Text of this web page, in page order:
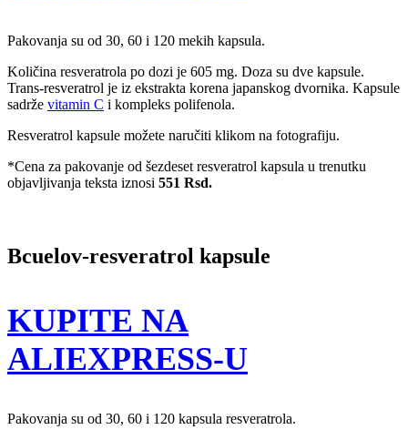
Pakovanja su od 30, 60 i 120 mekih kapsula.
Količina resveratrola po dozi je 605 mg. Doza su dve kapsule.
Trans-resveratrol je iz ekstrakta korena japanskog dvornika. Kapsule
sadrže vitamin C i kompleks polifenola.
Resveratrol kapsule možete naručiti klikom na fotografiju.
*Cena za pakovanje od šezdeset resveratrol kapsula u trenutku
objavljivanja teksta iznosi 551 Rsd.
Bcuelov-resveratrol kapsule
KUPITE NA
ALIEXPRESS-U
Pakovanja su od 30, 60 i 120 kapsula resveratrola.